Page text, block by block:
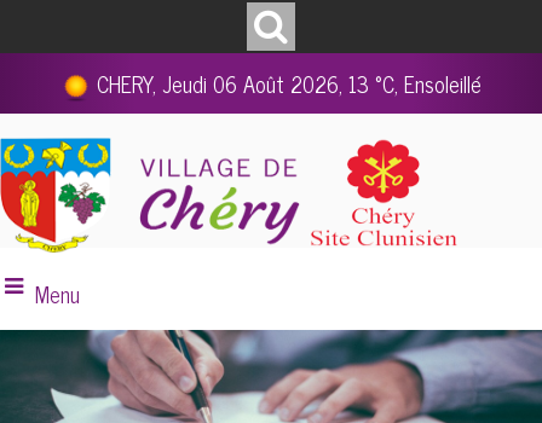
CHERY, Jeudi 06 Août 2026, 13 °C, Ensoleillé
Menu